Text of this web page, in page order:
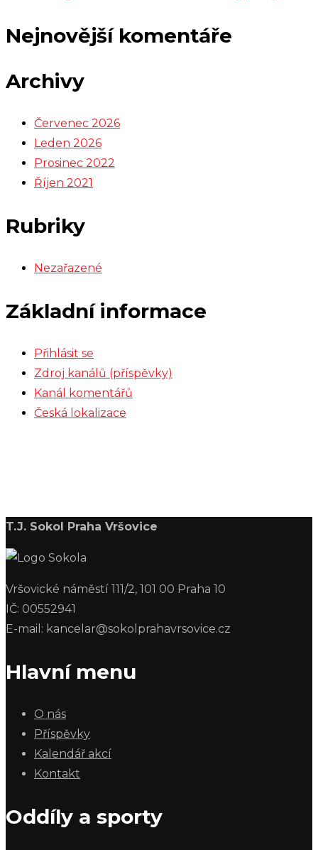
Nejnovější komentáře
Archivy
Červenec 2026
Leden 2026
Prosinec 2022
Říjen 2021
Rubriky
Nezařazené
Základní informace
Přihlásit se
Zdroj kanálů (příspěvky)
Kanál komentářů
Česká lokalizace
T.J. Sokol Praha Vršovice
Vršovické náměstí 111/2, 101 00 Praha 10
IČ: 00552941
E-mail: kancelar@sokolprahavrsovice.cz
Hlavní menu
O nás
Příspěvky
Kalendář akcí
Kontakt
Oddíly a sporty